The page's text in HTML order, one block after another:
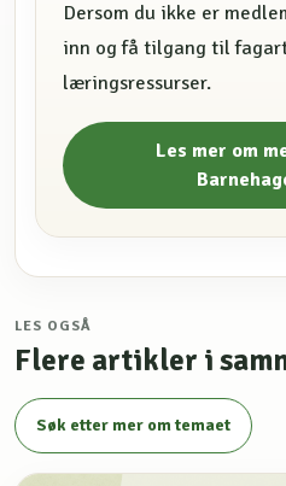
Dersom du ikke er
inn og få tilgang til
læringsressurser.
Les mer om
LES OGSÅ
Flere artikler i
Søk etter mer om temaet